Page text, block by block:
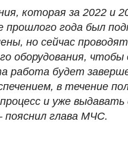
которая за 2022 и
прошлого года был
но сейчас
оборудования,
работа будет
в течение
и уже выдавать
глава МЧС.